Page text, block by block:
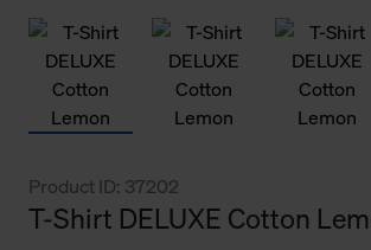
Product ID: 37202
T-Shirt DELUXE Cotton